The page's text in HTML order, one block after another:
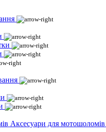
Аксесуари для мотошоломів